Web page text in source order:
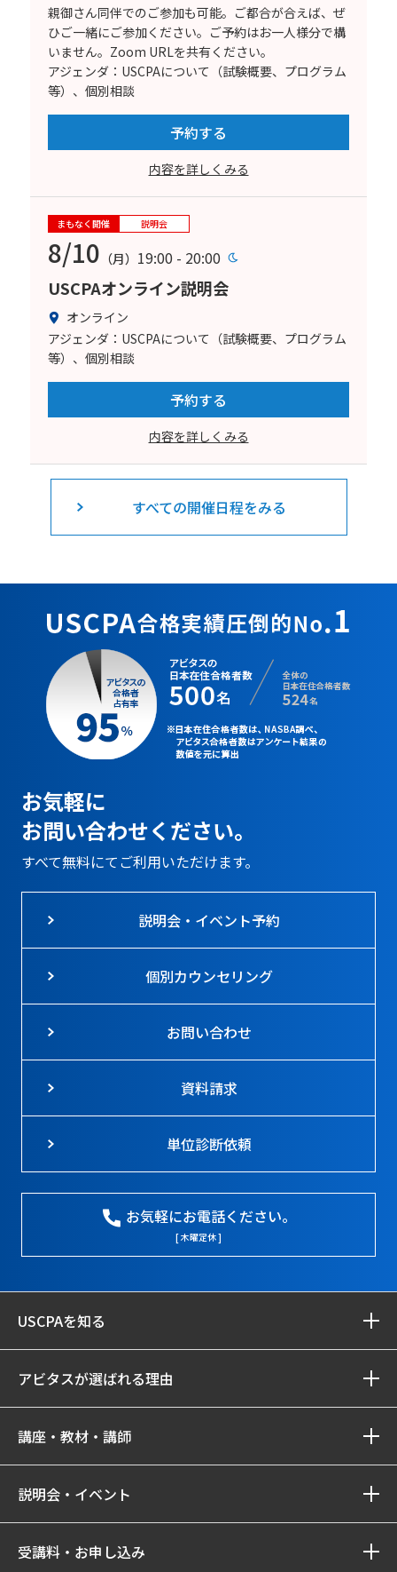
親御さん同伴でのご参加も可能。ご都合が合えば、ぜ
ひご一緒にご参加ください。ご予約はお一人様分で構
いません。Zoom URLを共有ください。
アジェンダ：USCPAについて（試験概要、プログラム
等）、個別相談
予約する
内容を詳しくみる
まもなく開催 説明会
8/10 （月） 19:00 - 20:00
USCPAオンライン説明会
オンライン
アジェンダ：USCPAについて（試験概要、プログラム
等）、個別相談
予約する
内容を詳しくみる
すべての開催日程をみる
お気軽に
お問い合わせください。
すべて無料にてご利用いただけます。
説明会・イベント予約
個別カウンセリング
お問い合わせ
資料請求
単位診断依頼
お気軽にお電話ください。
[ 木曜定休 ]
USCPAを知る
アビタスが選ばれる理由
講座・教材・講師
説明会・イベント
受講料・お申し込み